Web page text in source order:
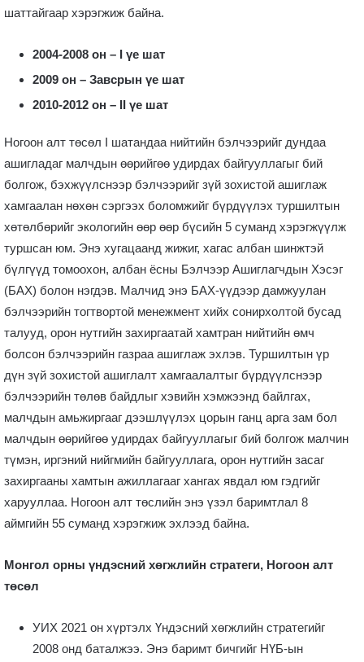
шаттайгаар хэрэгжиж байна.
2004-2008 он – I үе шат
2009 он – Завсрын үе шат
2010-2012 он – II үе шат
Ногоон алт төсөл I шатандаа нийтийн бэлчээрийг дундаа
ашигладаг малчдын өөрийгөө удирдах байгууллагыг бий
болгож, бэхжүүлснээр бэлчээрийг зүй зохистой ашиглаж
хамгаалан нөхөн сэргээх боломжийг бүрдүүлэх туршилтын
хөтөлбөрийг экологийн өөр өөр бүсийн 5 суманд хэрэгжүүлж
туршсан юм. Энэ хугацаанд жижиг, хагас албан шинжтэй
бүлгүүд томоохон, албан ёсны Бэлчээр Ашиглагчдын Хэсэг
(БАХ) болон нэгдэв. Малчид энэ БАХ-үүдээр дамжуулан
бэлчээрийн тогтвортой менежмент хийх сонирхолтой бусад
талууд, орон нутгийн захиргаатай хамтран нийтийн өмч
болсон бэлчээрийн газраа ашиглаж эхлэв. Туршилтын үр
дүн зүй зохистой ашиглалт хамгаалалтыг бүрдүүлснээр
бэлчээрийн төлөв байдлыг хэвийн хэмжээнд байлгах,
малчдын амьжиргааг дээшлүүлэх цорын ганц арга зам бол
малчдын өөрийгөө удирдах байгууллагыг бий болгож малчин
түмэн, иргэний нийгмийн байгууллага, орон нутгийн засаг
захиргааны хамтын ажиллагааг хангах явдал юм гэдгийг
харууллаа. Ногоон алт төслийн энэ үзэл баримтлал 8
аймгийн 55 суманд хэрэгжиж эхлээд байна.
Монгол орны үндэсний хөгжлийн стратеги, Ногоон алт
төсөл
УИХ 2021 он хүртэлх Үндэсний хөгжлийн стратегийг
2008 онд баталжээ. Энэ баримт бичгийг НҮБ-ын